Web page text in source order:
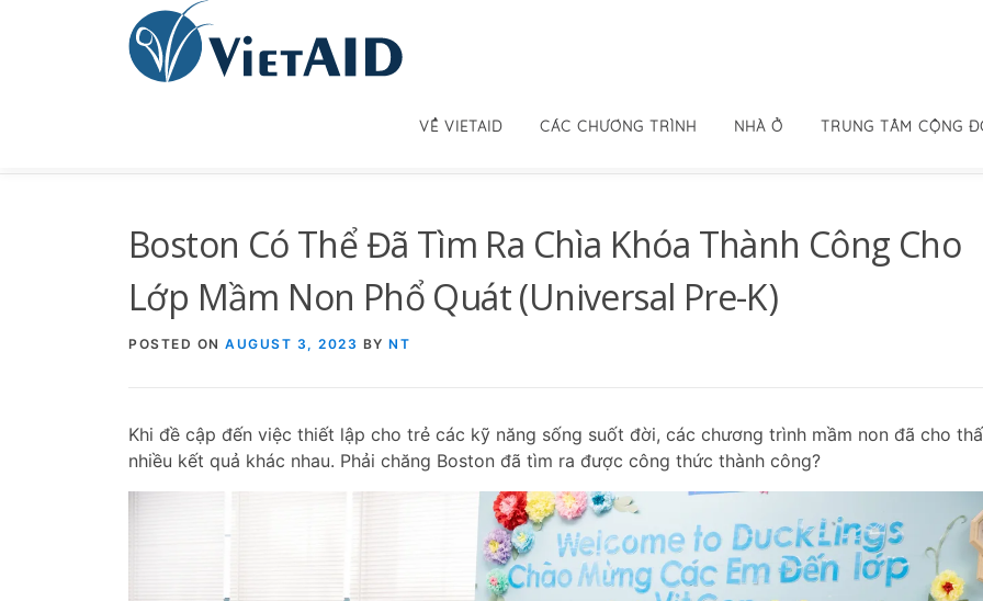
VỀ VIETAID CÁC CHƯƠNG TRÌNH NHÀ Ở TRUNG TÂM CỘNG
Boston Có Thể Đã Tìm Ra Chìa Khóa Thành Công Cho
Lớp Mầm Non Phổ Quát (Universal Pre-K)
POSTED ON AUGUST 3, 2023 BY NT
Khi đề cập đến việc thiết lập cho trẻ các kỹ năng sống suốt đời, các chương trình mầm non đã cho
nhiều kết quả khác nhau. Phải chăng Boston đã tìm ra được công thức thành công?